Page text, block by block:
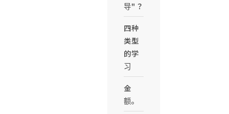
导"？
四种
类型
的学
习
金
额。